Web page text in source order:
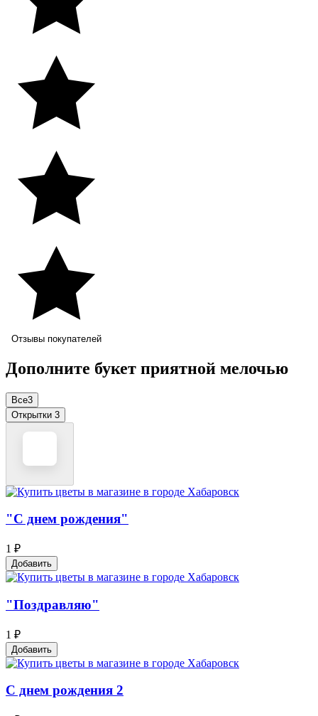
Отзывы покупателей
Дополните букет приятной мелочью
Все3
Открытки 3
"С днем рождения"
1 ₽
Добавить
"Поздравляю"
1 ₽
Добавить
С днем рождения 2